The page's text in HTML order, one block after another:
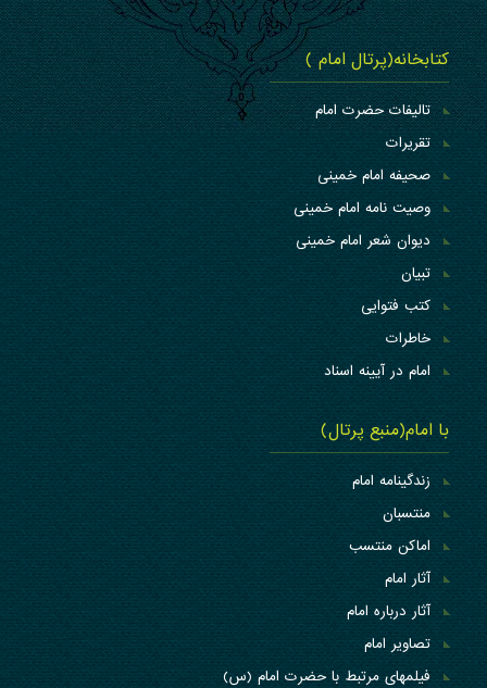
کتابخانه(پرتال امام )
تالیفات حضرت امام
تقریرات
صحیفه امام خمینی
وصیت نامه امام خمینی
دیوان شعر امام خمینی
تبیان
کتب فتوایی
خاطرات
امام در آیینه اسناد
با امام(منبع پرتال)
زندگینامه امام
منتسبان
اماکن منتسب
آثار امام
آثار درباره امام
تصاویر امام
فیلمهای مرتبط با حضرت امام (س)